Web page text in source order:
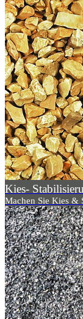
Kies-
Machen Sie Kies &